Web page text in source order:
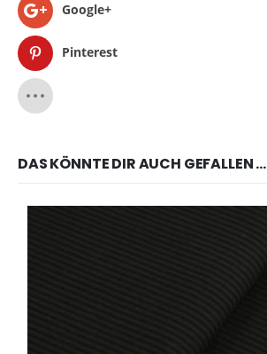
Google+
Pinterest
DAS KÖNNTE DIR AUCH GEFALLEN …